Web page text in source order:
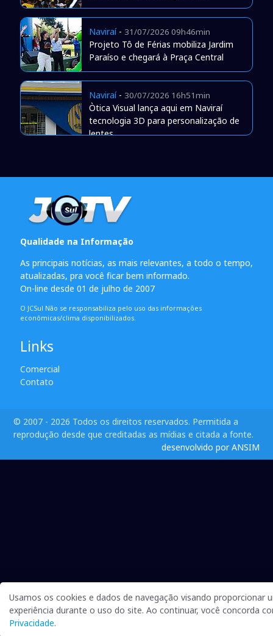
Naviraí- 31/07/2026 09h46min
Projeto Tô de Férias mobiliza Jardim
Paraíso e chegará à Praça Central
Naviraí- 30/07/2026 16h51min
Òtica Visual lança aqui em Naviraí
tecnologia 3D para personalização de
lentes
Qualidade na Informação
As principais notícias, as mais relevantes, a todo o tempo,
atualizadas, pra você ficar bem informado.
On-line desde 01 de julho de 2007
O JCSul Não se responsabiliza pelo uso das informações
econômicas/clima disponibilizados.
Links
Comercial
Contato
© 2007 - 2026 Todos os direitos reservados. Permitida a
reprodução desde que creditadas as mídias e citada a fonte.
desenvolvido por ANSIM
Usamos os cookies e dados de navegação visando proporcionar
experiência durante o uso do site. Ao continuar, você concorda
Privacidade.